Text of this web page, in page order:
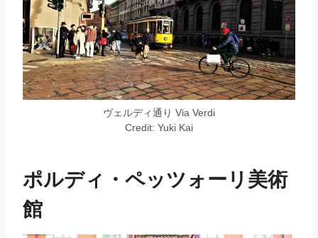
ヴェルディ通り Via Verdi
Credit: Yuki Kai
ポルディ・ペッツォーリ美術
館